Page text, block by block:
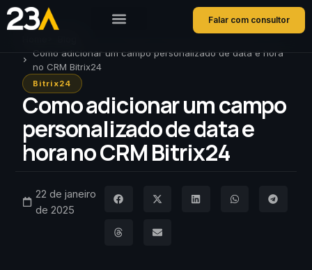
Falar com consultor
Como adicionar um campo personalizado de data e hora
no CRM Bitrix24
Bitrix24
Como adicionar um campo
personalizado de data e
hora no CRM Bitrix24
22 de janeiro
de 2025